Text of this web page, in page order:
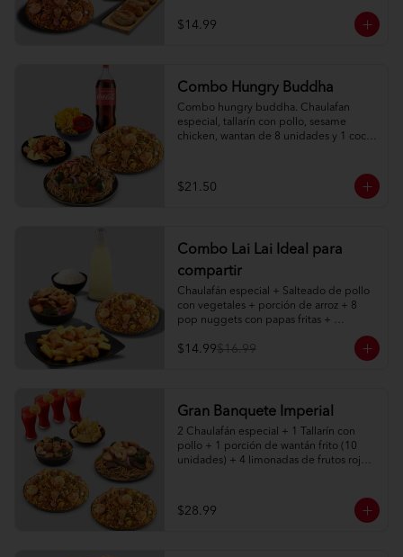
$14.99
Combo Hungry Buddha
Combo hungry buddha. Chaulafan
especial, tallarín con pollo, sesame
chicken, wantan de 8 unidades y 1 coca
$21.50
Combo Lai Lai Ideal para
compartir
Chaulafán especial + Salteado de pollo
con vegetales + porción de arroz + 8
pop nuggets con papas fritas +
$14.99$16.99
Gran Banquete Imperial
2 Chaulafán especial + 1 Tallarín con
pollo + 1 porción de wantán frito (10
unidades) + 4 limonadas de frutos rojos.
$28.99